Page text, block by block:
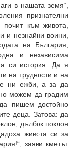
в нашата земя“,
признателни
към живота,
и незнайни воини,
на България,
и независима
си история. Да я
на трудности и на
ни ежби, а за да
можем да градим
пишем достойно
деца. Затова: да
дълбок поклон
живота си за
заяви кметът